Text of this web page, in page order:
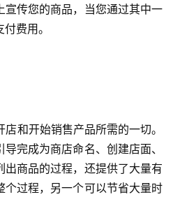
宣传您的商品，当您通过其中一
费用。
和开始销售产品所需的一切。
完成为商店命名、创建店面、
商品的过程，还提供了大量有
个过程，另一个可以节省大量时